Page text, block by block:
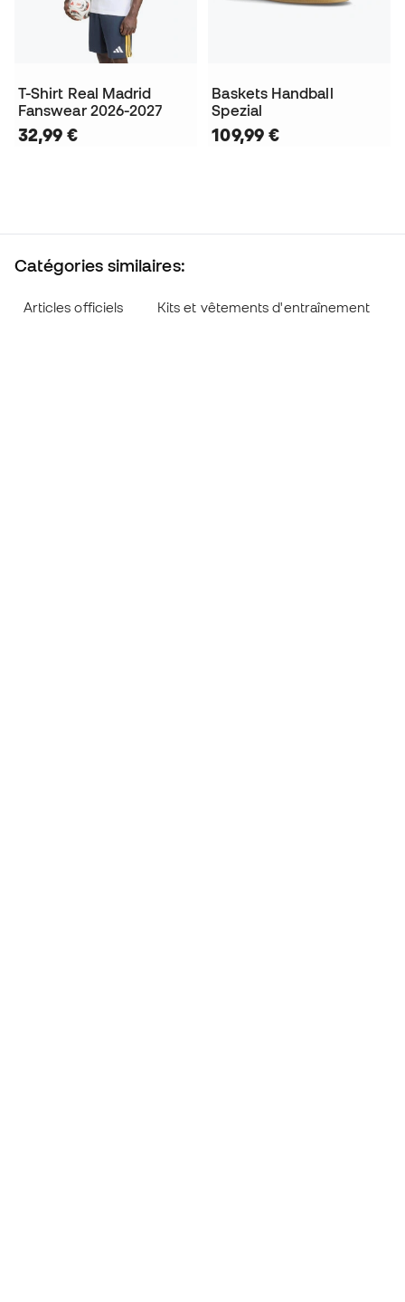
T-Shirt Real Madrid
Fanswear 2026-2027
32,99 €
Baskets Handball
Spezial
109,99 €
Catégories similaires:
Articles officiels Kits et vêtements d'entraînement